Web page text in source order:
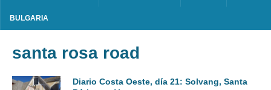
BULGARIA
santa rosa road
Diario Costa Oeste, día 21: Solvang, Santa